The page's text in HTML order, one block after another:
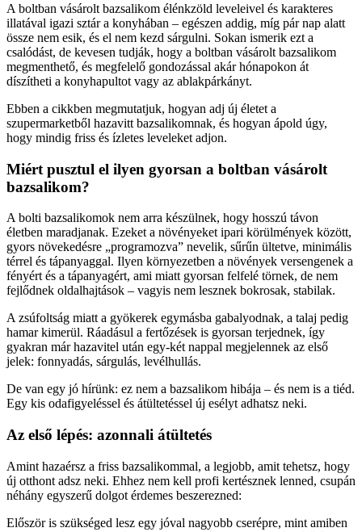
A boltban vásárolt bazsalikom élénkzöld leveleivel és karakteres
illatával igazi sztár a konyhában – egészen addig, míg pár nap alatt
össze nem esik, és el nem kezd sárgulni. Sokan ismerik ezt a
csalódást, de kevesen tudják, hogy a boltban vásárolt bazsalikom
megmenthető, és megfelelő gondozással akár hónapokon át
díszítheti a konyhapultot vagy az ablakpárkányt.
Ebben a cikkben megmutatjuk, hogyan adj új életet a
szupermarketből hazavitt bazsalikomnak, és hogyan ápold úgy,
hogy mindig friss és ízletes leveleket adjon.
Miért pusztul el ilyen gyorsan a boltban vásárolt
bazsalikom?
A bolti bazsalikomok nem arra készülnek, hogy hosszú távon
életben maradjanak. Ezeket a növényeket ipari körülmények között,
gyors növekedésre „programozva” nevelik, sűrűn ültetve, minimális
térrel és tápanyaggal. Ilyen környezetben a növények versengenek a
fényért és a tápanyagért, ami miatt gyorsan felfelé törnek, de nem
fejlődnek oldalhajtások – vagyis nem lesznek bokrosak, stabilak.
A zsúfoltság miatt a gyökerek egymásba gabalyodnak, a talaj pedig
hamar kimerül. Ráadásul a fertőzések is gyorsan terjednek, így
gyakran már hazavitel után egy-két nappal megjelennek az első
jelek: fonnyadás, sárgulás, levélhullás.
De van egy jó hírünk: ez nem a bazsalikom hibája – és nem is a tiéd.
Egy kis odafigyeléssel és átültetéssel új esélyt adhatsz neki.
Az első lépés: azonnali átültetés
Amint hazaérsz a friss bazsalikommal, a legjobb, amit tehetsz, hogy
új otthont adsz neki. Ehhez nem kell profi kertésznek lenned, csupán
néhány egyszerű dolgot érdemes beszerezned:
Először is szükséged lesz egy jóval nagyobb cserépre, mint amiben